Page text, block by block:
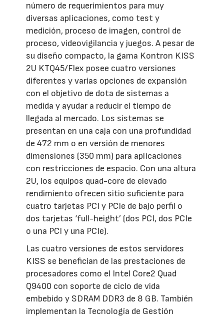
número de requerimientos para muy
diversas aplicaciones, como test y
medición, proceso de imagen, control de
proceso, videovigilancia y juegos. A pesar de
su diseño compacto, la gama Kontron KISS
2U KTQ45/Flex posee cuatro versiones
diferentes y varias opciones de expansión
con el objetivo de dota de sistemas a
medida y ayudar a reducir el tiempo de
llegada al mercado. Los sistemas se
presentan en una caja con una profundidad
de 472 mm o en versión de menores
dimensiones (350 mm) para aplicaciones
con restricciones de espacio. Con una altura
2U, los equipos quad-core de elevado
rendimiento ofrecen sitio suficiente para
cuatro tarjetas PCI y PCIe de bajo perfil o
dos tarjetas ‘full-height’ (dos PCI, dos PCIe
o una PCI y una PCIe).
Las cuatro versiones de estos servidores
KISS se benefician de las prestaciones de
procesadores como el Intel Core2 Quad
Q9400 con soporte de ciclo de vida
embebido y SDRAM DDR3 de 8 GB. También
implementan la Tecnología de Gestión